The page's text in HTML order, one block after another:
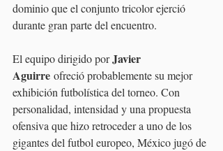
dominio que el conjunto tricolor ejerció
durante gran parte del encuentro.
El equipo dirigido por Javier
Aguirre ofreció probablemente su mejor
exhibición futbolística del torneo. Con
personalidad, intensidad y una propuesta
ofensiva que hizo retroceder a uno de los
gigantes del futbol europeo, México jugó de